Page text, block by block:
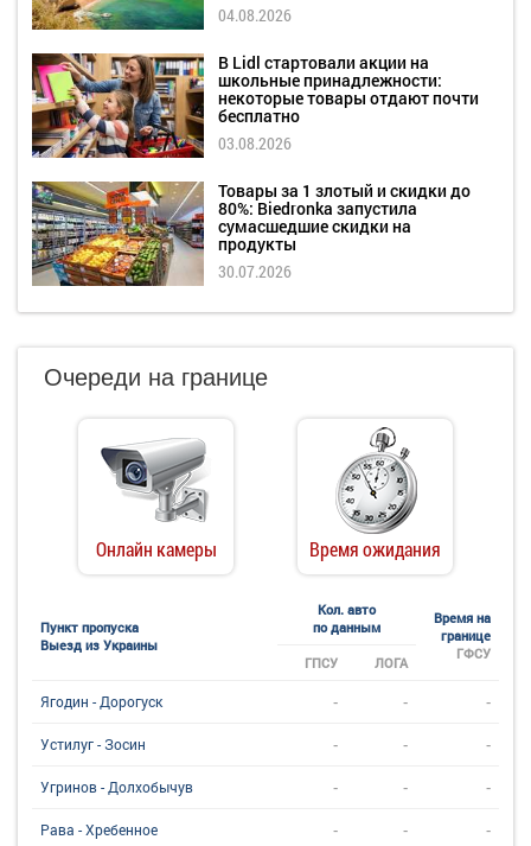
04.08.2026
В Lidl стартовали акции на
школьные принадлежности:
некоторые товары отдают почти
бесплатно
03.08.2026
Товары за 1 злотый и скидки до
80%: Biedronka запустила
сумасшедшие скидки на
продукты
30.07.2026
Очереди на границе
Онлайн камеры Время ожидания
Пункт пропуска
Выезд из Украины
Кол. авто
по данным
Время на
границе
ГФСУ
ГПСУ ЛОГА
Ягодин - Дорогуск - - -
Устилуг - Зосин - - -
Угринов - Долхобычув - - -
Рава - Хребенное - - -